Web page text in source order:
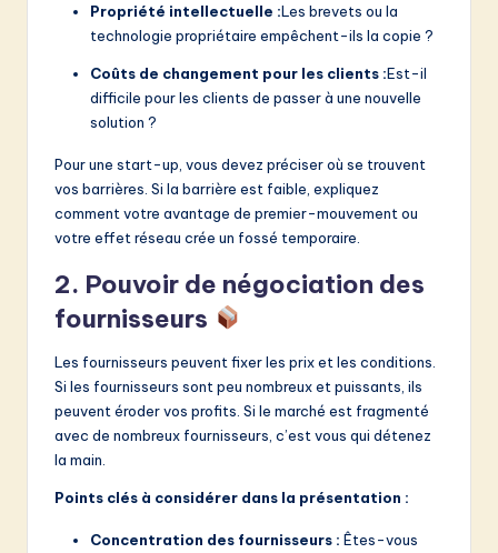
Propriété intellectuelle :Les brevets ou la
technologie propriétaire empêchent-ils la copie ?
Coûts de changement pour les clients :Est-il
difficile pour les clients de passer à une nouvelle
solution ?
Pour une start-up, vous devez préciser où se trouvent
vos barrières. Si la barrière est faible, expliquez
comment votre avantage de premier-mouvement ou
votre effet réseau crée un fossé temporaire.
2. Pouvoir de négociation des
fournisseurs
Les fournisseurs peuvent fixer les prix et les conditions.
Si les fournisseurs sont peu nombreux et puissants, ils
peuvent éroder vos profits. Si le marché est fragmenté
avec de nombreux fournisseurs, c’est vous qui détenez
la main.
Points clés à considérer dans la présentation :
Concentration des fournisseurs : Êtes-vous